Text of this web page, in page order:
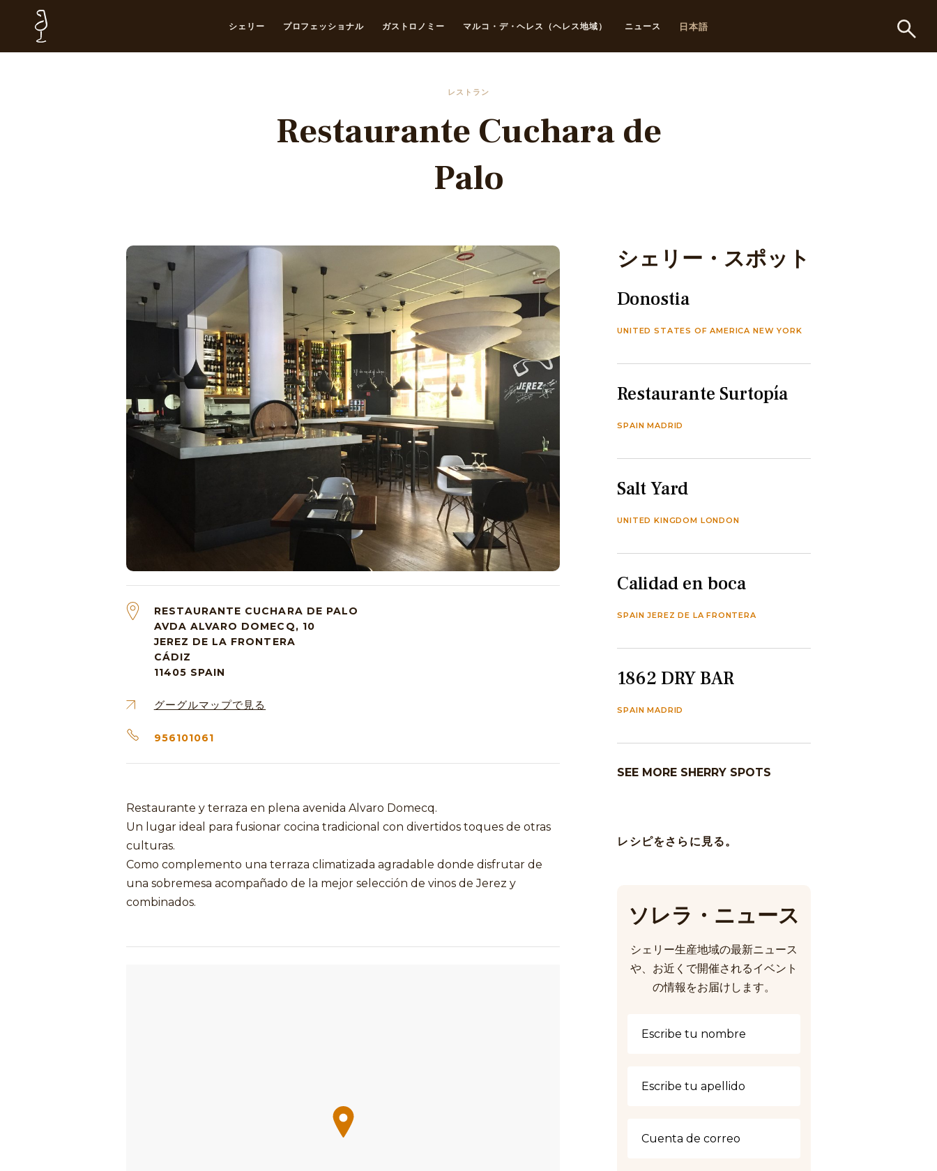
シェリー プロフェッショナル ガストロノミー マルコ・デ・ヘレス（ヘレス地域） ニュース 日本語
レストラン
Restaurante Cuchara de
Palo
RESTAURANTE CUCHARA DE PALO
AVDA ALVARO DOMECQ, 10
JEREZ DE LA FRONTERA
CÁDIZ
11405 SPAIN
グーグルマップで見る
956101061
Restaurante y terraza en plena avenida Alvaro Domecq.
Un lugar ideal para fusionar cocina tradicional con divertidos toques de otras
culturas.
Como complemento una terraza climatizada agradable donde disfrutar de
una sobremesa acompañado de la mejor selección de vinos de Jerez y
combinados.
シェリー・スポット
Donostia
UNITED STATES OF AMERICA NEW YORK
Restaurante Surtopía
SPAIN MADRID
Salt Yard
UNITED KINGDOM LONDON
Calidad en boca
SPAIN JEREZ DE LA FRONTERA
1862 DRY BAR
SPAIN MADRID
SEE MORE SHERRY SPOTS
レシピをさらに見る。
ソレラ・ニュース
シェリー生産地域の最新ニュース
や、お近くで開催されるイベント
の情報をお届けします。